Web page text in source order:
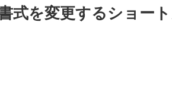
式を変更するショー